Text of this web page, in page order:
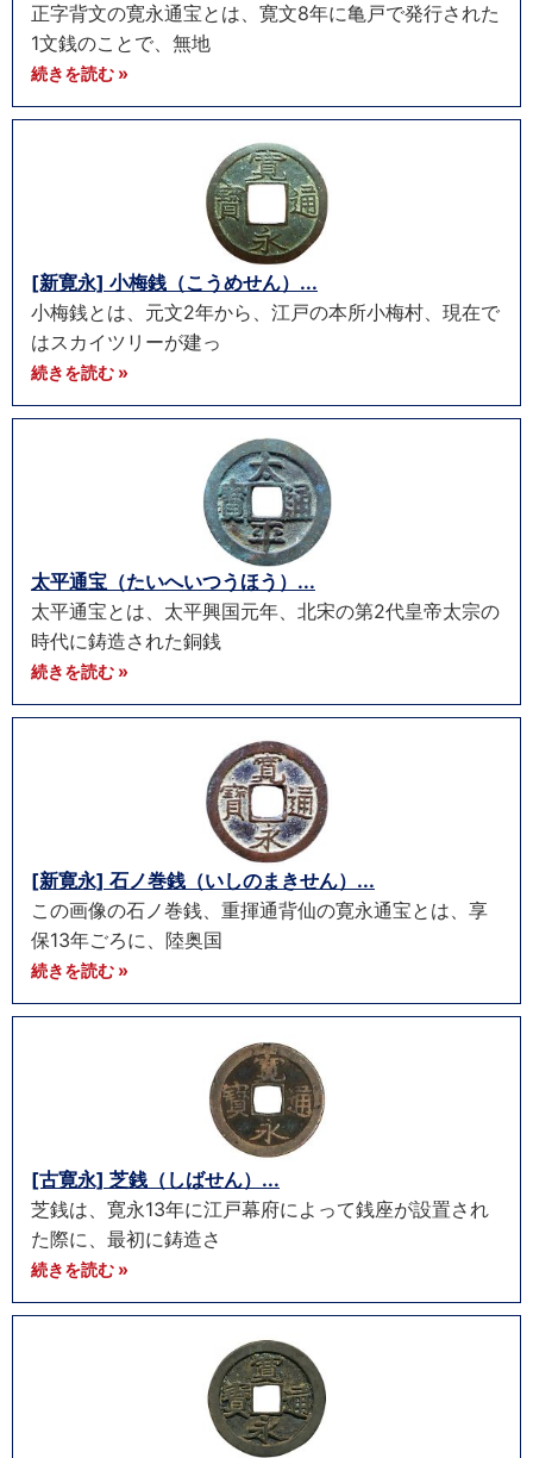
正字背文の寛永通宝とは、寛文8年に亀戸で発行された
1文銭のことで、無地
続きを読む »
[新寛永] 小梅銭（こうめせん）...
小梅銭とは、元文2年から、江戸の本所小梅村、現在で
はスカイツリーが建っ
続きを読む »
太平通宝（たいへいつうほう）...
太平通宝とは、太平興国元年、北宋の第2代皇帝太宗の
時代に鋳造された銅銭
続きを読む »
[新寛永] 石ノ巻銭（いしのまきせん）...
この画像の石ノ巻銭、重揮通背仙の寛永通宝とは、享
保13年ごろに、陸奥国
続きを読む »
[古寛永] 芝銭（しばせん）...
芝銭は、寛永13年に江戸幕府によって銭座が設置され
た際に、最初に鋳造さ
続きを読む »